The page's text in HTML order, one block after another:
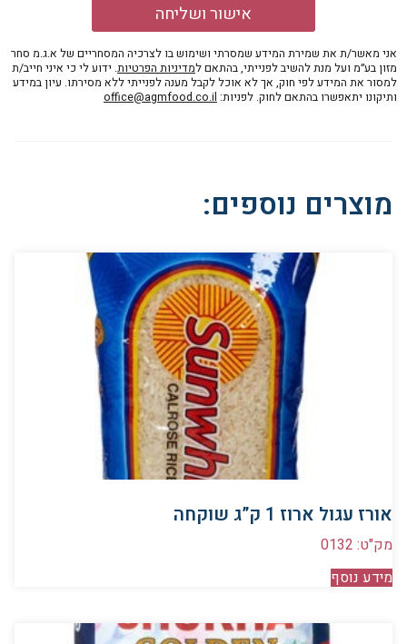
אישור ושליחה
אני מאשר/ת את שמירת המידע שמסרתי ושימוש בו לצרכיה המסחריים של א.ג.מ סחר
מזון בע״מ ועל מנת להשיב לפנייתי, בהתאם למדיניות הפרטיות. ידוע לי כי איני חייב/ת
למסור את המידע לפי חוק, אך לא אוכל לקבל מענה לפנייתי ללא מסירתו. עיון במידע
ותיקונו יתאפשרו בהתאם לחוק. לפניות: office@agmfood.co.il
מוצרים נוספים:
אורז עגול ארוז 1 ק”ג שוקחה
מק"ט: 0132
מידע נוסף